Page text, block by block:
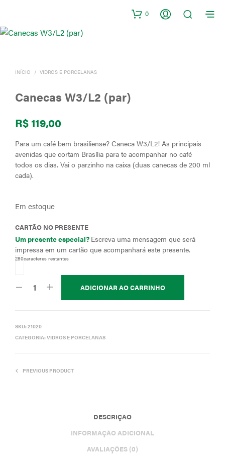
0
INÍCIO / VIDROS E PORCELANAS
Canecas W3/L2 (par)
R$119,00
Para um café bem brasiliense? Caneca W3/L2! As principais
avenidas que cortam Brasília para te acompanhar no café
todos os dias. Vai o parzinho na caixa (duas canecas de 200 ml
cada).
Em estoque
CARTÃO NO PRESENTE
Um presente especial? Escreva uma mensagem que será
impressa em um cartão que acompanhará este presente.
280caracteres restantes
ADICIONAR AO CARRINHO
SKU: 21020
CATEGORIA: VIDROS E PORCELANAS
PREVIOUS PRODUCT
DESCRIÇÃO
INFORMAÇÃO ADICIONAL
AVALIAÇÕES (0)